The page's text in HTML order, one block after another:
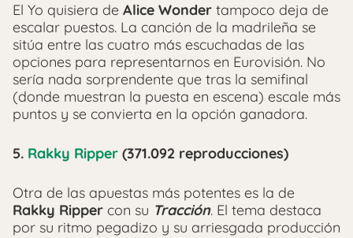
El Yo quisiera de Alice Wonder tampoco deja de
escalar puestos. La canción de la madrileña se
sitúa entre las cuatro más escuchadas de las
opciones para representarnos en Eurovisión. No
sería nada sorprendente que tras la semifinal
(donde muestran la puesta en escena) escale más
puntos y se convierta en la opción ganadora.
5. Rakky Ripper (371.092 reproducciones)
Otra de las apuestas más potentes es la de
Rakky Ripper con su Tracción. El tema destaca
por su ritmo pegadizo y su arriesgada producción